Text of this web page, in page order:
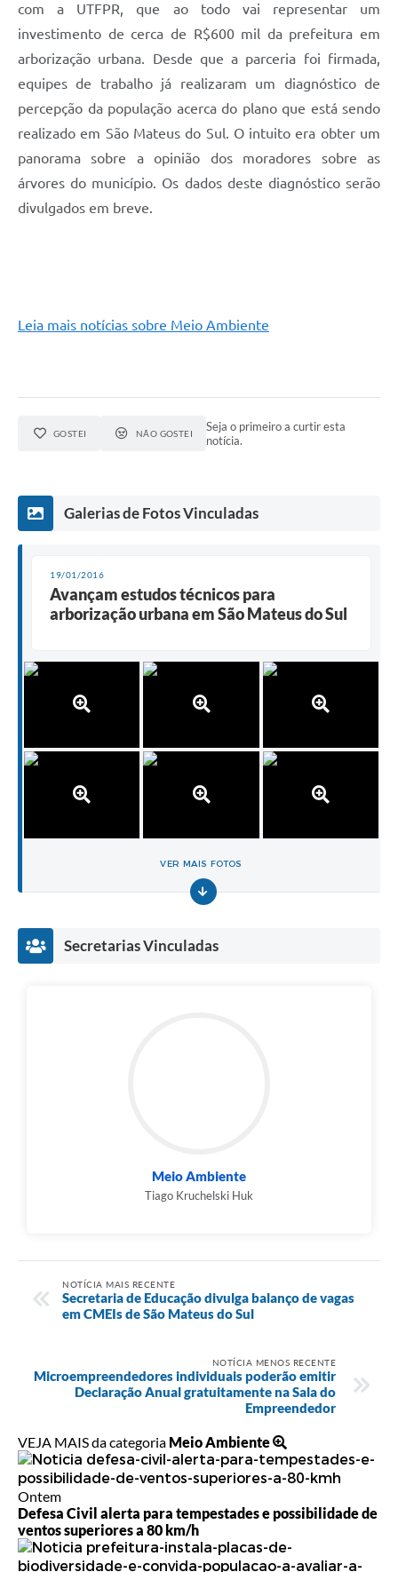
com a UTFPR, que ao todo vai representar um
investimento de cerca de R$600 mil da prefeitura em
arborização urbana. Desde que a parceria foi firmada,
equipes de trabalho já realizaram um diagnóstico de
percepção da população acerca do plano que está sendo
realizado em São Mateus do Sul. O intuito era obter um
panorama sobre a opinião dos moradores sobre as
árvores do município. Os dados deste diagnóstico serão
divulgados em breve.
Leia mais notícias sobre Meio Ambiente
GOSTEI NÃO GOSTEI
Seja o primeiro a curtir esta
notícia.
Galerias de Fotos Vinculadas
19/01/2016
Avançam estudos técnicos para
arborização urbana em São Mateus do Sul
VER MAIS FOTOS
Secretarias Vinculadas
Meio Ambiente
Tiago Kruchelski Huk
NOTÍCIA MAIS RECENTE
Secretaria de Educação divulga balanço de vagas
em CMEIs de São Mateus do Sul
NOTÍCIA MENOS RECENTE
Microempreendedores individuais poderão emitir
Declaração Anual gratuitamente na Sala do
Empreendedor
VEJA MAIS da categoria Meio Ambiente
Ontem
Defesa Civil alerta para tempestades e possibilidade de
ventos superiores a 80 km/h